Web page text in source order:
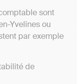
sont
Yvelines ou
par exemple
de